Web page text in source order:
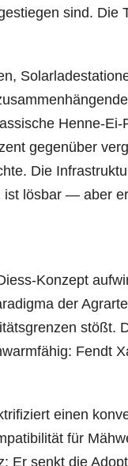
sind. Die
Henne-Ei-
gegenüber
Die
lösbar — aber
Konzept
der
stößt.
Fendt
einen
für
Er senkt die